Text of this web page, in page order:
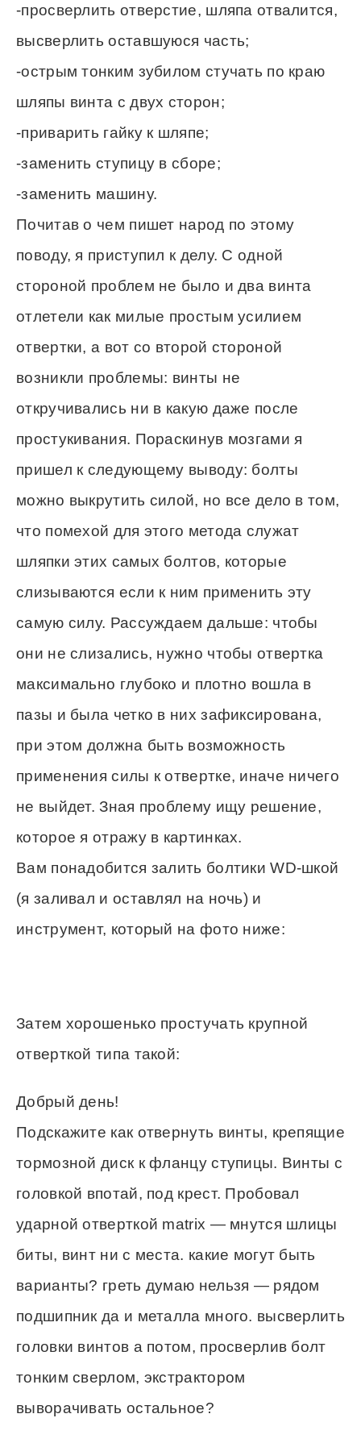
-просверлить отверстие, шляпа отвалится,
высверлить оставшуюся часть;
-острым тонким зубилом стучать по краю
шляпы винта с двух сторон;
-приварить гайку к шляпе;
-заменить ступицу в сборе;
-заменить машину.
Почитав о чем пишет народ по этому
поводу, я приступил к делу. С одной
стороной проблем не было и два винта
отлетели как милые простым усилием
отвертки, а вот со второй стороной
возникли проблемы: винты не
откручивались ни в какую даже после
простукивания. Пораскинув мозгами я
пришел к следующему выводу: болты
можно выкрутить силой, но все дело в том,
что помехой для этого метода служат
шляпки этих самых болтов, которые
слизываются если к ним применить эту
самую силу. Рассуждаем дальше: чтобы
они не слизались, нужно чтобы отвертка
максимально глубоко и плотно вошла в
пазы и была четко в них зафиксирована,
при этом должна быть возможность
применения силы к отвертке, иначе ничего
не выйдет. Зная проблему ищу решение,
которое я отражу в картинках.
Вам понадобится залить болтики WD-шкой
(я заливал и оставлял на ночь) и
инструмент, который на фото ниже:
Затем хорошенько простучать крупной
отверткой типа такой:
Добрый день!
Подскажите как отвернуть винты, крепящие
тормозной диск к фланцу ступицы. Винты с
головкой впотай, под крест. Пробовал
ударной отверткой matrix — мнутся шлицы
биты, винт ни с места. какие могут быть
варианты? греть думаю нельзя — рядом
подшипник да и металла много. высверлить
головки винтов а потом, просверлив болт
тонким сверлом, экстрактором
выворачивать остальное?